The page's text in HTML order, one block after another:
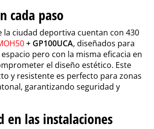
cada paso
la ciudad deportiva cuentan con 430
+ GP100UCA, diseñados para
pero con la misma eficacia en
el diseño estético. Este
y resistente es perfecto para zonas
garantizando seguridad y
en las instalaciones